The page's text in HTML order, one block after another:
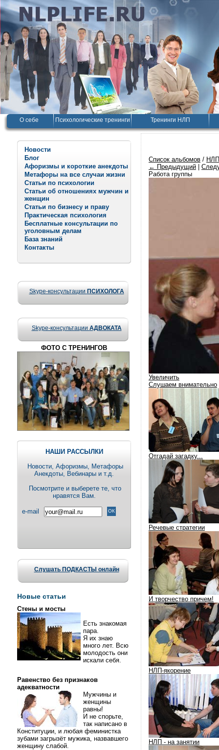
О себе Психологические тренинги Тренинги НЛП
Новости
Блог
Афоризмы и короткие анекдоты
Метафоры на все случаи жизни
Статьи по психологии
Статьи об отношениях мужчин и
женщин
Статьи по бизнесу и праву
Практическая психология
Бесплатные консультации по
уголовным делам
База знаний
Контакты
Skype-консультации ПСИХОЛОГА
Skype-консультации АДВОКАТА
ФОТО С ТРЕНИНГОВ
НАШИ РАССЫЛКИ
Новости, Aфоризмы, Метафоры
Анекдоты, Вебинары и т.д.
Посмотрите и выберете те, что
нравятся Вам.
e-mail
Слушать ПОДКАСТЫ онлайн
Новые статьи
Стены и мосты
Есть знакомая
пара.
Я их знаю
много лет. Всю
молодость они
искали себя.
Равенство без признаков
адекватности
Мужчины и
женщины
равны!
И не спорьте,
так написано в
Конституции, и любая феминистка
зубами загрызёт мужика, назвавшего
женщину слабой.
Список альбомов /
← Предыдущий
Работа группы
Увеличить
Слушаем внимательно
Отгадай загадку...
Речевые стратегии
И творчество причем!
НЛП-якорение
НЛП - на занятии